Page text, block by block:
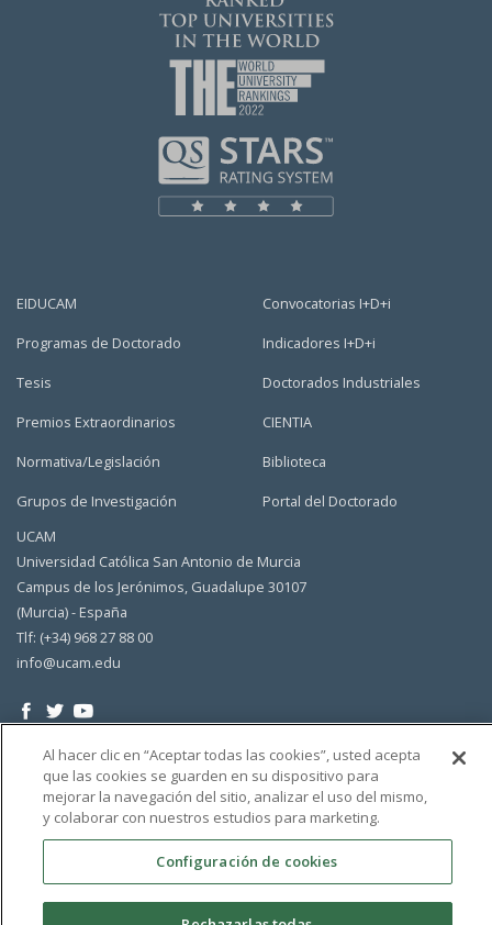
EIDUCAM
Programas de Doctorado
Tesis
Premios Extraordinarios
Normativa/Legislación
Grupos de Investigación
Convocatorias I+D+i
Indicadores I+D+i
Doctorados Industriales
CIENTIA
Biblioteca
Portal del Doctorado
UCAM
Universidad Católica San Antonio de Murcia
Campus de los Jerónimos, Guadalupe 30107
(Murcia) - España
Tlf: (+34) 968 27 88 00
info@ucam.edu
Al hacer clic en “Aceptar todas las cookies”, usted acepta
que las cookies se guarden en su dispositivo para
mejorar la navegación del sitio, analizar el uso del mismo,
y colaborar con nuestros estudios para marketing.
Configuración de cookies